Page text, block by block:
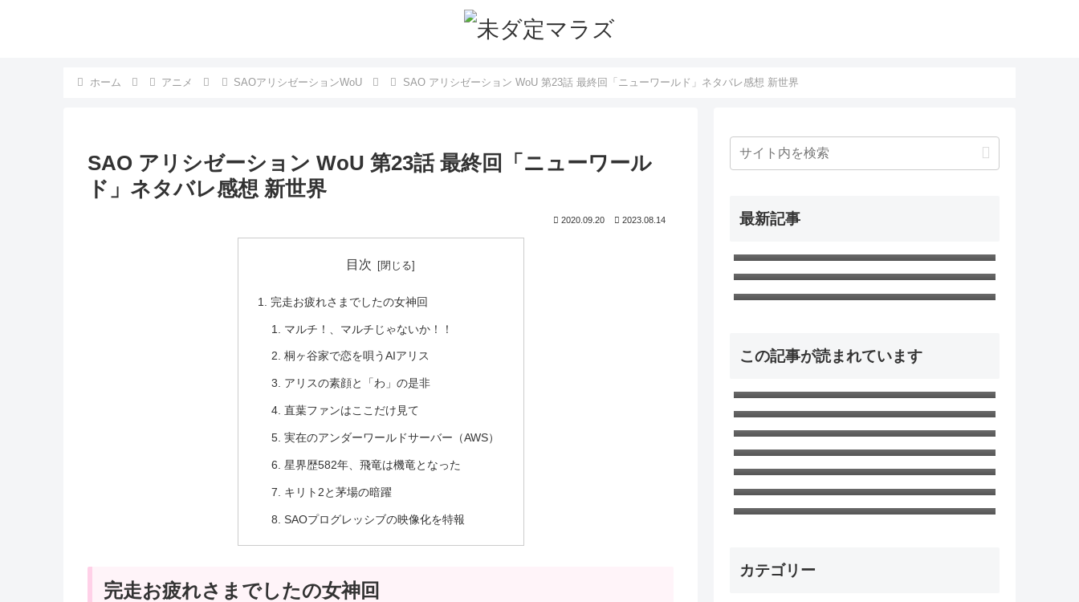
ホーム アニメ SAOアリシゼーションWoU SAO アリシゼーション WoU 第23話 最終回「ニューワールド」ネタバレ感想 新世界
SAO アリシゼーション WoU 第23話 最終回「ニューワール
ド」ネタバレ感想 新世界
2020.09.20 2023.08.14
目次
完走お疲れさまでしたの女神回
マルチ！、マルチじゃないか！！
桐ヶ谷家で恋を唄うAIアリス
アリスの素顔と「わ」の是非
直葉ファンはここだけ見て
実在のアンダーワールドサーバー（AWS）
星界歴582年、飛竜は機竜となった
キリト2と茅場の暗躍
SAOプログレッシブの映像化を特報
完走お疲れさまでしたの女神回
最新記事
SAO アリシゼーション WoU 第23話
感想 新世界
「アリス」ネタバレ感想 アリス
SAO アリシゼーション WoU 第21話
「時の彼方」ネタバレ感想 歓喜のC
パート
この記事が読まれています
窓用エアコンがうるさい！ので対策
最終回「ニューワールド」ネタバレ
感想 新世界
無職転生Ⅱ 第18話「ターニングポイ
ント３」ネタバレ感想 さすがの神回
無職転生 第22話「現実（ユメ） 」ネ
タバレ感想 エリスの夢
無職転生Ⅱ 第24話「嗣ぐ」最終回ネ
タバレ感想
無職転生 第21話「ターニングポイン
ト2」ネタバレ感想 絶望しかない
無職転生 第8話「ターニングポイント
1」ネタバレ感想 第一部～完～
カテゴリー